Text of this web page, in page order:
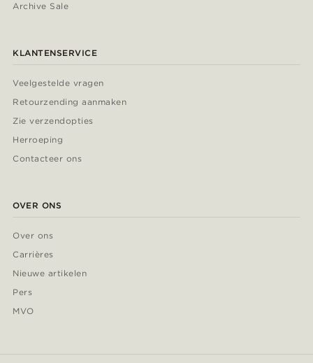
Archive Sale
KLANTENSERVICE
Veelgestelde vragen
Retourzending aanmaken
Zie verzendopties
Herroeping
Contacteer ons
OVER ONS
Over ons
Carrières
Nieuwe artikelen
Pers
MVO